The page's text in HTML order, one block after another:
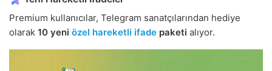
Premium kullanıcılar, Telegram sanatçılarından hediye
olarak 10 yeni özel hareketli ifade paketi alıyor.